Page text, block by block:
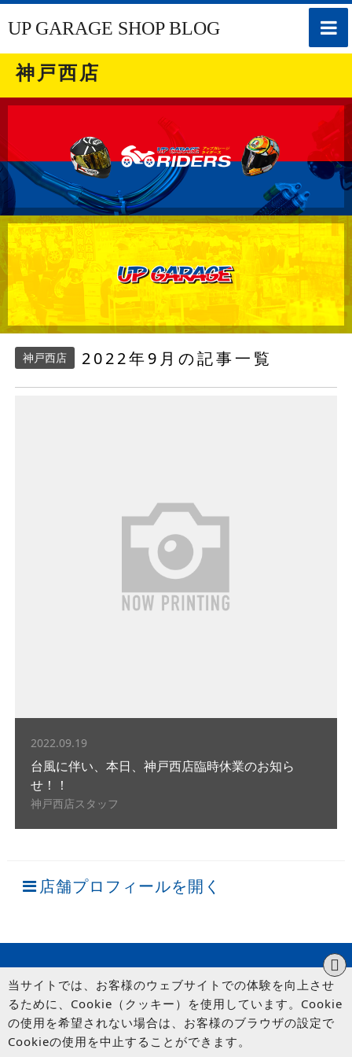
toggle
UP GARAGE SHOP BLOG
神戸西店
神戸西店 2022年9月の記事一覧
2022.09.19
台風に伴い、本日、神戸西店臨時休業のお知ら
せ！！
神戸西店スタッフ
店舗プロフィールを開く
当サイトでは、お客様のウェブサイトでの体験を向上させ
るために、Cookie（クッキー）を使用しています。Cookie
の使用を希望されない場合は、お客様のブラウザの設定で
Cookieの使用を中止することができます。